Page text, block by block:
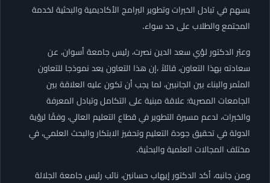
يسهم في تبادل الخبرات وتطوير البرامج الأكاديمية والبحثية لخدمة
المجتمع والطلاب على حد سواء.
وعبّر الدكتور لؤي سعد الدين نصرت، رئيس جامعة أسوان، عن
سعادته بهذا التعاون، قائلاً ،إن هذا التعاون يعد نموذجا للتعاون
المثمر والبناء بين الجانبين، لما يجب أن تكون عليه العلاقة بين
الجامعات المصرية؛ علاقة مبنية على التكامل وتبادل المعرفة
والخبرات، لدعم مسيرة التطوير في قطاع التعليم العالي، وفقًا لرؤية
الدولة في تحقيق جودة التعليم وتحفيز الابتكار والبحث العلمي، في
مختلف المجالات العلمية والبحثية.
ومن جانبه، أكد الدكتور إيهاب حسانين، نائب رئيس جامعة الجلالة